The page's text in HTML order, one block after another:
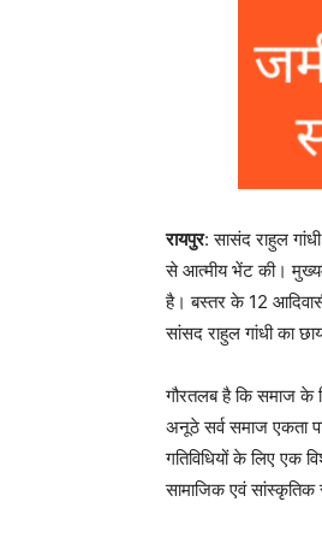
रायपुर: सासंद राहुल
से आत्मीय भेंट की।
है। बस्तर के 12
सांसद राहुल गांधी का
गौरतलब है कि समाज के
अनूठे सर्व समाज एकता
गतिविधियों के लिए एक
सामाजिक एवं